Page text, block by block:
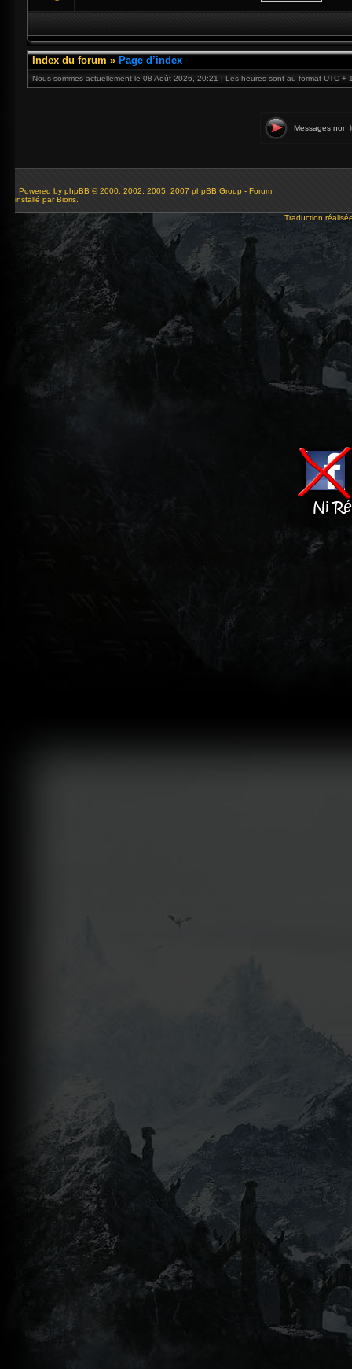
Index du forum » Page d’index
Nous sommes actuellement le 08 Août 2026, 20:21 | Les heures sont au format UTC +
Messages non
Powered by phpBB © 2000, 2002, 2005, 2007 phpBB Group - Forum
installé par Bioris.
Traduction